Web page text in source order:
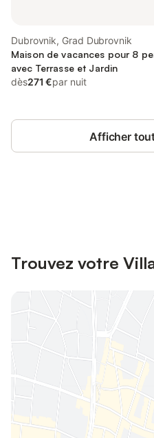
Dubrovnik, Grad Dubrovnik
Maison de vacances pour 8
avec Terrasse et Jardin
dès271 €par nuit
Afficher
Trouvez votre